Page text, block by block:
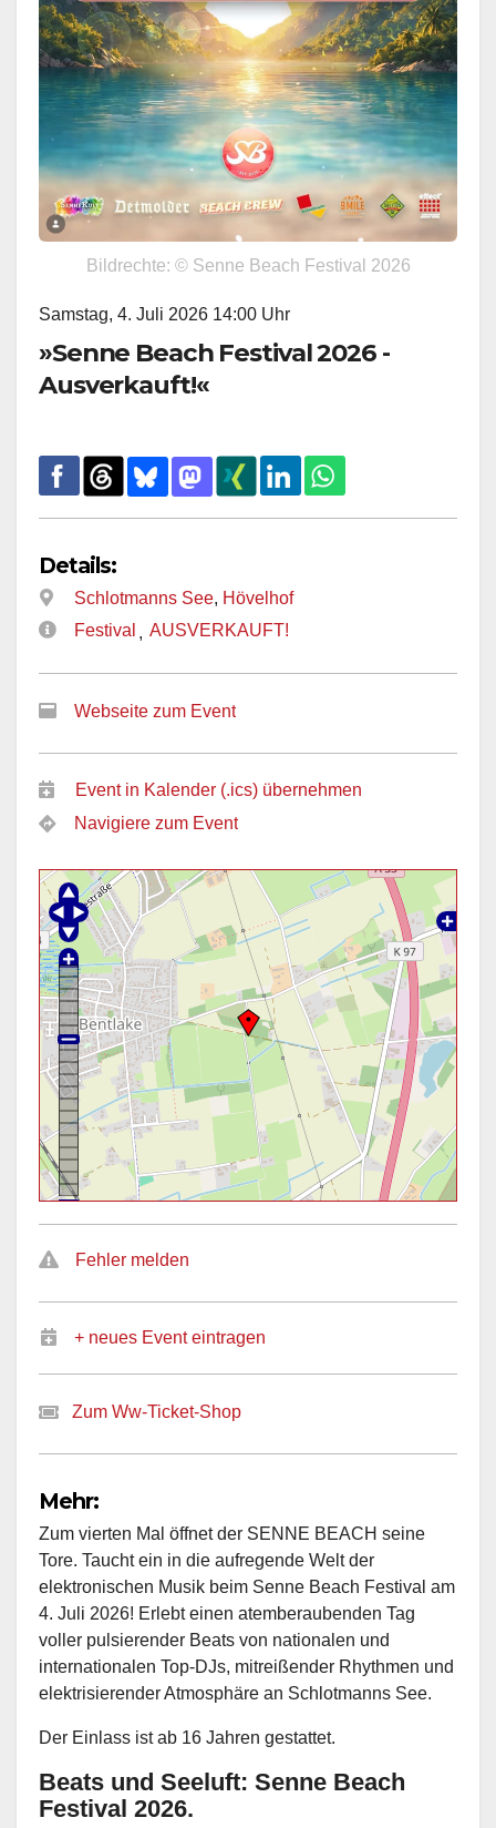
Bildrechte: © Senne Beach Festival 2026
Samstag, 4. Juli 2026 14:00 Uhr
»Senne Beach Festival 2026 -
Ausverkauft!«
Details:
Schlotmanns See, Hövelhof
Festival , AUSVERKAUFT!
Webseite zum Event
Event in Kalender (.ics) übernehmen
Navigiere zum Event
Fehler melden
+ neues Event eintragen
Zum Ww-Ticket-Shop
Mehr:
Zum vierten Mal öffnet der SENNE BEACH seine
Tore. Taucht ein in die aufregende Welt der
elektronischen Musik beim Senne Beach Festival am
4. Juli 2026! Erlebt einen atemberaubenden Tag
voller pulsierender Beats von nationalen und
internationalen Top-DJs, mitreißender Rhythmen und
elektrisierender Atmosphäre an Schlotmanns See.
Der Einlass ist ab 16 Jahren gestattet.
Beats und Seeluft: Senne Beach
Festival 2026.